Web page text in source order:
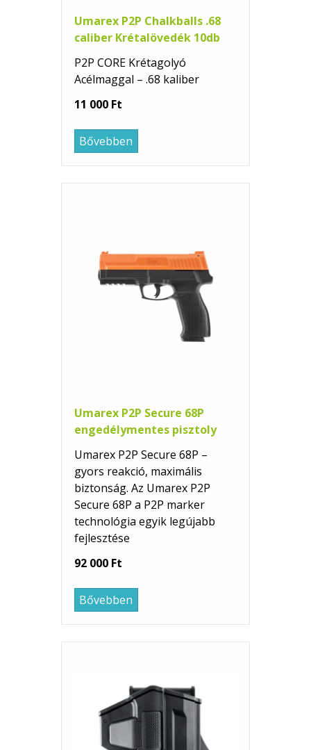
Umarex P2P Chalkballs .68
caliber Krétalövedék 10db
P2P CORE Krétagolyó
Acélmaggal – .68 kaliber
11 000 Ft
Bővebben
Umarex P2P Secure 68P
engedélymentes pisztoly
Umarex P2P Secure 68P –
gyors reakció, maximális
biztonság. Az Umarex P2P
Secure 68P a P2P marker
technológia egyik legújabb
fejlesztése
92 000 Ft
Bővebben